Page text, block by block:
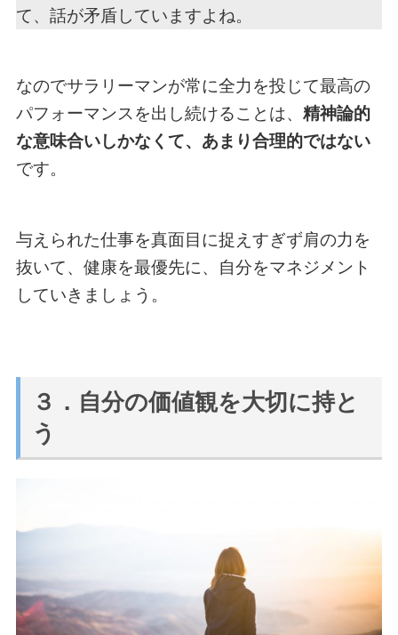
て、話が矛盾していますよね。
なのでサラリーマンが常に全力を投じて最高の
パフォーマンスを出し続けることは、 精神論的
な意味合いしかなくて、あまり合理的ではない
です。
与えられた仕事を真面目に捉えすぎず肩の力を
抜いて、健康を最優先に、自分をマネジメント
していきましょう。
３．自分の価値観を大切に持と
う